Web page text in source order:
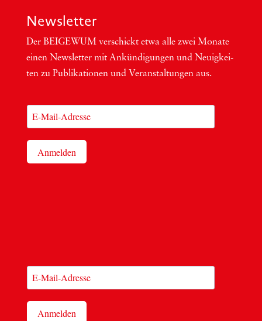
Newsletter
Der BEIGEWUM ver­schickt etwa alle zwei Mona­te
einen News­let­ter mit Ankün­di­gun­gen und Neu­ig­kei­
ten zu Publi­ka­tio­nen und Ver­an­stal­tun­gen aus.